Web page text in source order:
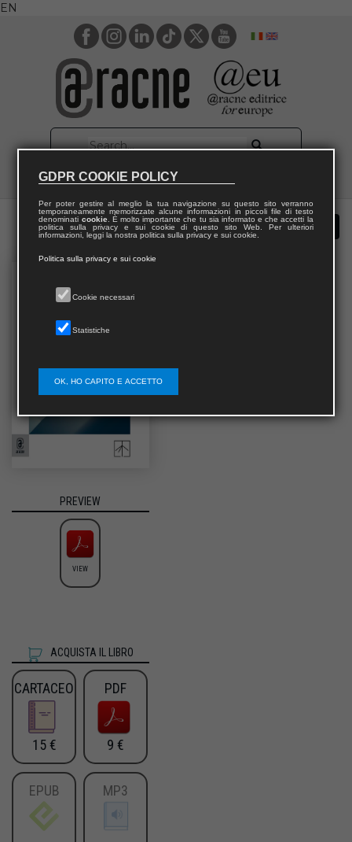
EN
PREVIEW
VIEW
ACQUISTA IL LIBRO
CARTACEO
15 €
PDF
9 €
EPUB MP3
GDPR COOKIE POLICY
Per poter gestire al meglio la tua navigazione su questo sito verranno
temporaneamente memorizzate alcune informazioni in piccoli file di testo
denominati cookie. È molto importante che tu sia informato e che accetti la
politica sulla privacy e sui cookie di questo sito Web. Per ulteriori
informazioni, leggi la nostra politica sulla privacy e sui cookie.
Politica sulla privacy e sui cookie
Cookie necessari
Statistiche
OK, HO CAPITO E ACCETTO